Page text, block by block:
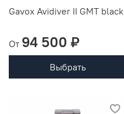
Gavox Avidiver II GMT black
От 94 500 ₽
Выбрать